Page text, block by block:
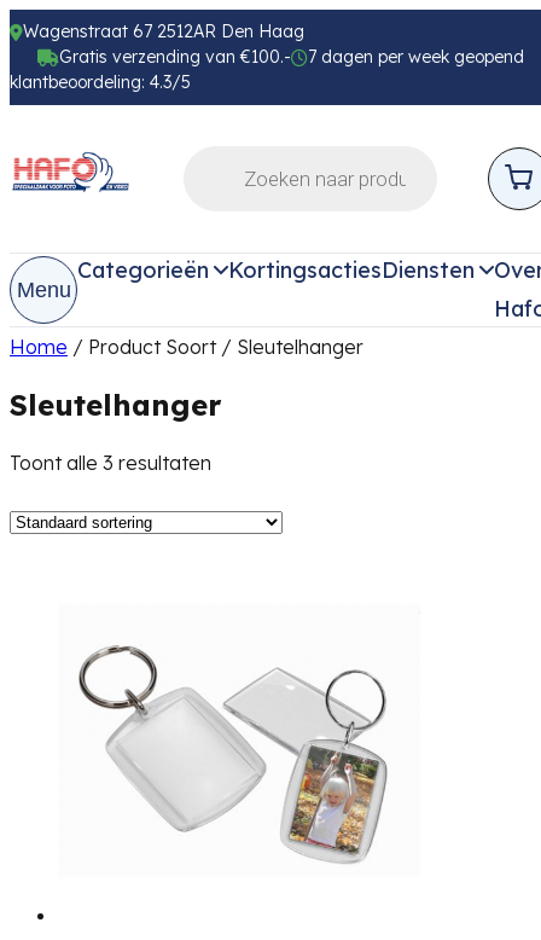
Wagenstraat 67 2512AR Den Haag
Gratis verzending van €100.-
7 dagen per week geopend
klantbeoordeling: 4.3/5
Menu
Categorieën KortingsactiesDiensten
Home / Product Soort / Sleutelhanger
Sleutelhanger
Toont alle 3 resultaten